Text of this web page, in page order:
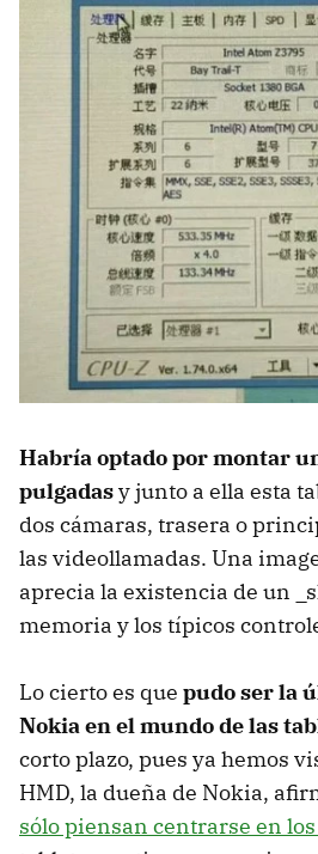
Habría optado por montar
pulgadasy junto a ella esta
dos cámaras, trasera o
las videollamadas. Una
aprecia la existencia de un
memoria y los típicos
Lo cierto es que pudo ser la
Nokia en el mundo de las
corto plazo, pues ya hemos
HMD, la dueña de Nokia,
sólo piensan centrarse en